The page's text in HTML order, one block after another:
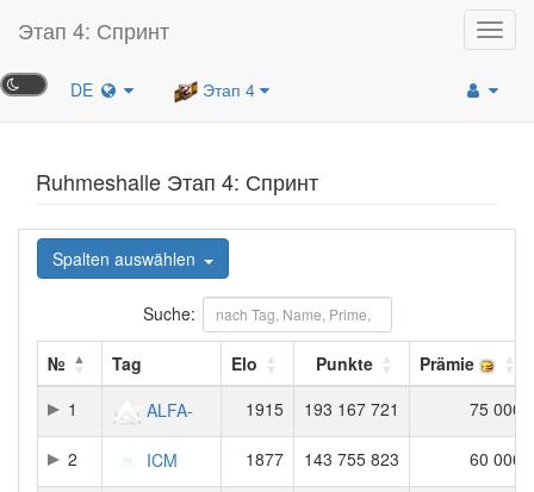
Этап 4: Спринт
DE Этап 4
Ruhmeshalle Этап 4: Спринт
Spalten auswählen
Suche:
№ Tag Elo Punkte
Prämie
1
ALFA- 1915 193 167 721 75 000
2 ICM 1877 143 755 823 60 000